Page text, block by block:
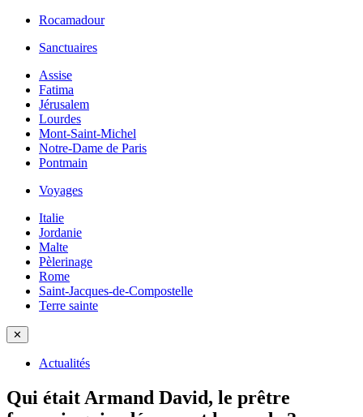
Rocamadour
Sanctuaires
Assise
Fatima
Jérusalem
Lourdes
Mont-Saint-Michel
Notre-Dame de Paris
Pontmain
Voyages
Italie
Jordanie
Malte
Pèlerinage
Rome
Saint-Jacques-de-Compostelle
Terre sainte
✕
Actualités
Qui était Armand David, le prêtre